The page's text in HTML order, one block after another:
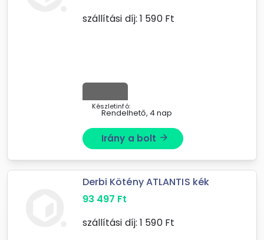
szállítási díj: 1 590Ft
Készletinfó:
Rendelhető, 4 nap
Irány a bolt arrow_forward
Derbi Kötény ATLANTIS kék
93 497 Ft
szállítási díj: 1 590Ft